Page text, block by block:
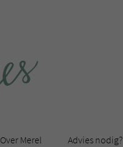
Over Merel Advies nodig?